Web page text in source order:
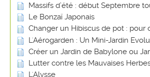
Massifs d’été : début Septembre
Le Bonzaï Japonais
Changer un Hibiscus de pot : pour
L'Aérogarden : Un Mini-Jardin
Créer un Jardin de Babylone ou
Lutter contre les Mauvaises
L'Alysse